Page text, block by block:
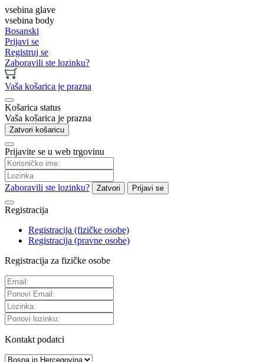
vsebina glave
vsebina body
Bosanski
Prijavi se
Registruj se
Zaboravili ste lozinku?
Vaša košarica je prazna
Košarica status
Vaša košarica je prazna
Zatvori košaricu
Prijavite se u web trgovinu
Zaboravili ste lozinku? Zatvori Prijavi se
Registracija
Registracija (fizičke osobe)
Registracija (pravne osobe)
Registracija za fizičke osobe
Kontakt podatci